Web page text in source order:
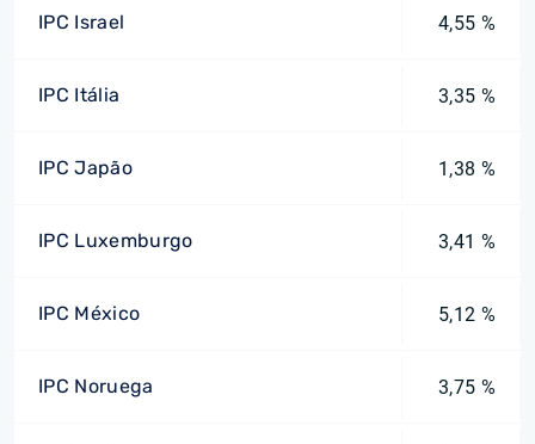
IPC Israel 4,55 %
IPC Itália 3,35 %
IPC Japão 1,38 %
IPC Luxemburgo 3,41 %
IPC México 5,12 %
IPC Noruega 3,75 %